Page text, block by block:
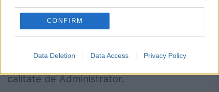
CONFIRM
Data Deletion Data Access Privacy Policy
3-7, etaj 4, apartament 13, sector 1, cod
fiscal RO26434909 certificat de
mod legal de Munteanu Virgil-Iulian, în
calitate de Administrator.